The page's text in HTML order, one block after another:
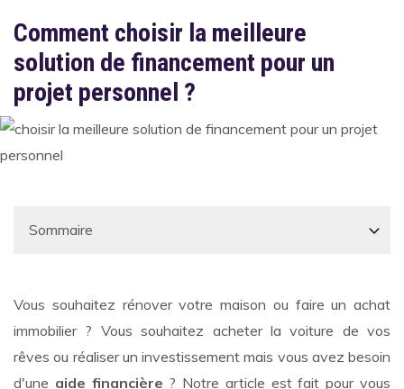
Comment choisir la meilleure
solution de financement pour un
projet personnel ?
Vous souhaitez rénover votre maison ou faire un achat
immobilier ? Vous souhaitez acheter la voiture de vos
rêves ou réaliser un investissement mais vous avez besoin
d'une aide financière ? Notre article est fait pour vous